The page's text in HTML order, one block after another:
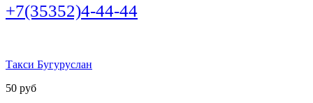
+7(35352)4-44-44
Такси Бугуруслан
50 руб